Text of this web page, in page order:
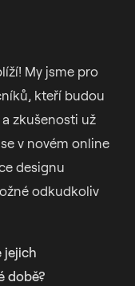
My jsme pro
kteří budou
zkušenosti už
v novém online
designu
odkudkoliv
jejich
době?